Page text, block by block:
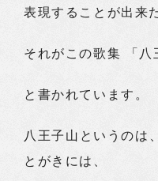
表現することが出来
それがこの歌集 「八
と書かれています。
八王子山というのは
とがきには、